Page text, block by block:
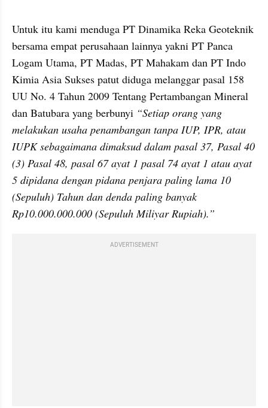
Untuk itu kami menduga PT Dinamika Reka Geoteknik
bersama empat perusahaan lainnya yakni PT Panca
Logam Utama, PT Madas, PT Mahakam dan PT Indo
Kimia Asia Sukses patut diduga melanggar pasal 158
UU No. 4 Tahun 2009 Tentang Pertambangan Mineral
dan Batubara yang berbunyi “Setiap orang yang
melakukan usaha penambangan tanpa IUP, IPR, atau
IUPK sebagaimana dimaksud dalam pasal 37, Pasal 40
(3) Pasal 48, pasal 67 ayat 1 pasal 74 ayat 1 atau ayat
5 dipidana dengan pidana penjara paling lama 10
(Sepuluh) Tahun dan denda paling banyak
Rp10.000.000.000 (Sepuluh Miliyar Rupiah).”
ADVERTISEMENT